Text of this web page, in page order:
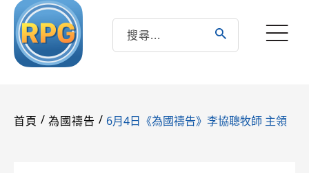
首頁 / 為國禱告 / 6月4日《為國禱告》李協聰牧師 主領